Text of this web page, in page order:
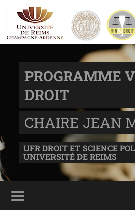
PROGRAMME
DROIT
CHAIRE JEAN
UFR DROIT ET SCIENCE
UNIVERSITÉ DE REIMS